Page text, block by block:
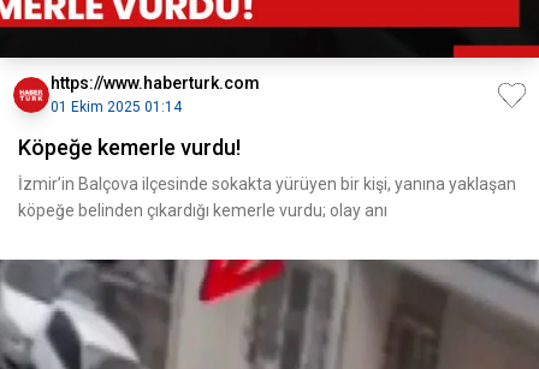
https://www.haberturk.com
01 Ekim 2025 01:14
Köpeğe kemerle vurdu!
İzmir’in Balçova ilçesinde sokakta yürüyen bir kişi, yanına yaklaşan
köpeğe belinden çıkardığı kemerle vurdu; olay anı